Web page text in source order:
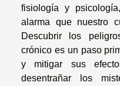
fisiología y
alarma que nuestro
Descubrir los
crónico es un paso
y mitigar sus
desentrañar los